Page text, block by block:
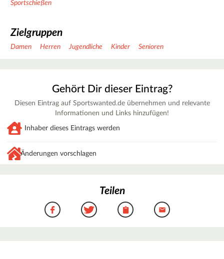
Sportschießen
Zielgruppen
Damen Herren Jugendliche Kinder Senioren
Gehört Dir dieser Eintrag?
Diesen Eintrag auf Sportswanted.de übernehmen und relevante
Informationen und Links hinzufügen!
Inhaber dieses Eintrags werden
Änderungen vorschlagen
Teilen